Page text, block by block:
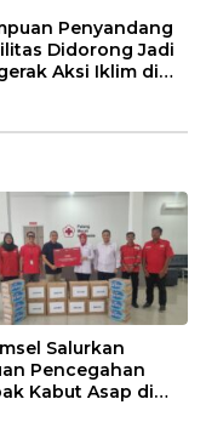
Penyandang
Didorong Jadi
Aksi Iklim di
Salurkan
Pencegahan
Kabut Asap di